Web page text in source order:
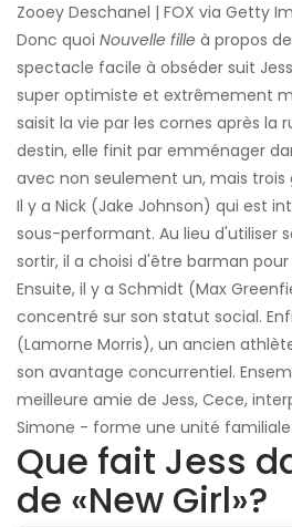
Zooey Deschanel | FOX via Getty
Donc quoi Nouvelle fille à propos
spectacle facile à obséder suit
super optimiste et extrêmement
saisit la vie par les cornes après la
destin, elle finit par emménager
avec non seulement un, mais trois
Il y a Nick (Jake Johnson) qui est
sous-performant. Au lieu d'utiliser
sortir, il a choisi d'être barman
Ensuite, il y a Schmidt (Max
concentré sur son statut social.
(Lamorne Morris), un ancien
son avantage concurrentiel.
meilleure amie de Jess, Cece,
Simone - forme une unité
Que fait Jess
de «New Girl»?